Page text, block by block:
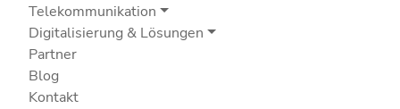
Telekommunikation
Digitalisierung & Lösungen
Partner
Blog
Kontakt